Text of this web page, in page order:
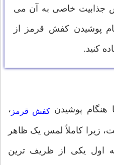
جذابیت خاصی به آن می
پوشیدن کفش قرمز از
کنید.
هنگام پوشیدن کفش قرمز ،
زیرا کاملاً لمس یک ظاهر
اول یکی از ظریف ترین